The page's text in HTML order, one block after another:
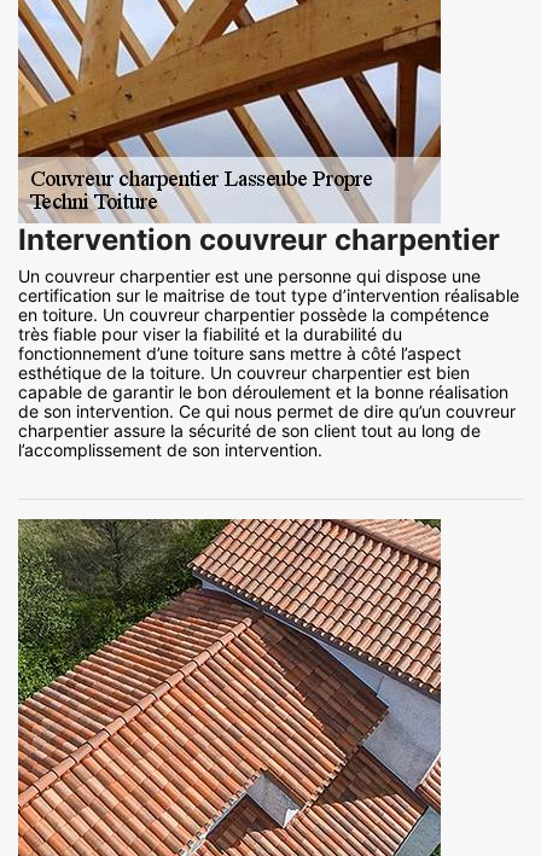
Intervention couvreur charpentier
Un couvreur charpentier est une personne qui dispose une
certification sur le maitrise de tout type d’intervention réalisable
en toiture. Un couvreur charpentier possède la compétence
très fiable pour viser la fiabilité et la durabilité du
fonctionnement d’une toiture sans mettre à côté l’aspect
esthétique de la toiture. Un couvreur charpentier est bien
capable de garantir le bon déroulement et la bonne réalisation
de son intervention. Ce qui nous permet de dire qu’un couvreur
charpentier assure la sécurité de son client tout au long de
l’accomplissement de son intervention.